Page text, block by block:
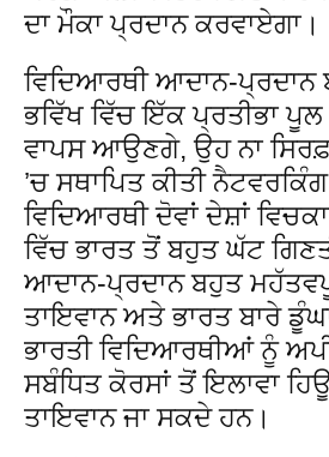
ਦਾ ਮੌਕਾ ਪ੍ਰਦਾਨ ਕਰਵਾਏਗਾ।
ਵਿਦਿਆਰਥੀ ਆਦਾਨ-ਪ੍ਰਦਾਨ
ਭਵਿੱਖ ਵਿੱਚ ਇੱਕ ਪ੍ਰਤੀਭਾ
ਵਾਪਸ ਆਉਣਗੇ, ਉਹ ਨਾ
’ਚ ਸਥਾਪਿਤ ਕੀਤੀ
ਵਿਦਿਆਰਥੀ ਦੋਵਾਂ ਦੇਸ਼ਾਂ
ਵਿੱਚ ਭਾਰਤ ਤੋਂ ਬਹੁਤ ਘੱਟ
ਆਦਾਨ-ਪ੍ਰਦਾਨ ਬਹੁਤ
ਤਾਇਵਾਨ ਅਤੇ ਭਾਰਤ ਬਾਰੇ
ਭਾਰਤੀ ਵਿਦਿਆਰਥੀਆਂ ਨੂੰ
ਸਬੰਧਿਤ ਕੋਰਸਾਂ ਤੋਂ ਇਲਾਵਾ
ਤਾਇਵਾਨ ਜਾ ਸਕਦੇ ਹਨ।